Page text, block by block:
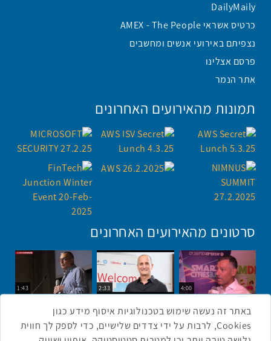
DailyMaily
כרטיס אשראי AMEX - The People
נצפיתם באירועי אנשים ומחשבים
פרסם אצלינו
אתר הנמר
תמונות מהאירועים האחרונים
סרטונים מהאירועים האחרונים
4:00
2:33
1:43
באתר זה נעשה שימוש בטכנולוגיות איסוף מידע כגון
Cookies, לרבות על ידי צדדים שלישיים, כדי לספק לך חווית